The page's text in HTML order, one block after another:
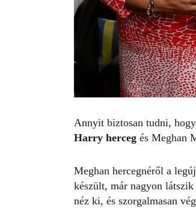
Annyit biztosan tudni,
Harry herceg és Meghan
Meghan hercegnéről a
készült, már nagyon
néz ki, és szorgalmasan